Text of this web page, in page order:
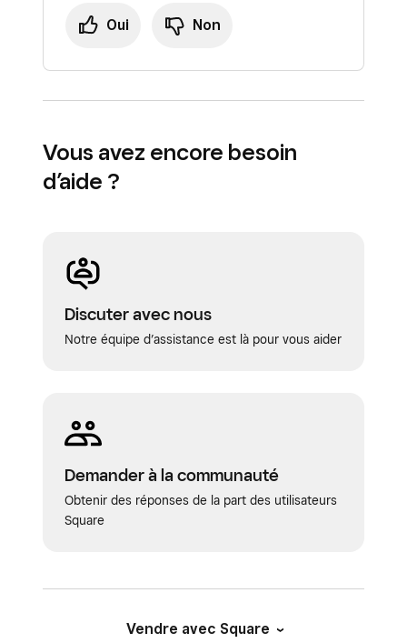
Oui Non
Vous avez encore besoin
d’aide ?
Discuter avec nous
Notre équipe d’assistance est là pour vous aider
Demander à la communauté
Obtenir des réponses de la part des utilisateurs
Square
Vendre avec Square